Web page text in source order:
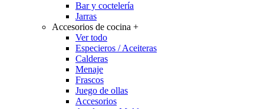
Bar y coctelería
Jarras
Accesorios de cocina +
Ver todo
Especieros / Aceiteras
Calderas
Menaje
Frascos
Juego de ollas
Accesorios